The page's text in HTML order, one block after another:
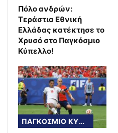
Πόλο ανδρών:
Τεράστια Εθνική
Ελλάδας κατέκτησε το
Χρυσό στο Παγκόσμιο
Κύπελλο!
ΠΑΓΚΟΣΜΙΟ ΚΥΠΕΛΛΟ